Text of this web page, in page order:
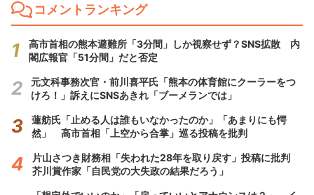
コメントランキング
高市首相の熊本避難所「3分間」しか視察せず？SNS拡散 内
閣広報官「51分間」だと否定
元文科事務次官・前川喜平氏「熊本の体育館にクーラーをつ
けろ！」訴えにSNSあきれ「ブーメランでは」
蓮舫氏「止める人は誰もいなかったのか」「あまりにも愕
然」 高市首相「上空から合掌」巡る投稿を批判
片山さつき財務相「失われた28年を取り戻す」投稿に批判
芥川賞作家「自民党の大失政の結果だろう」